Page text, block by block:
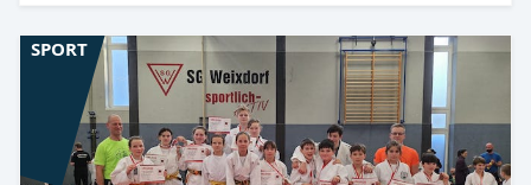
SPORT